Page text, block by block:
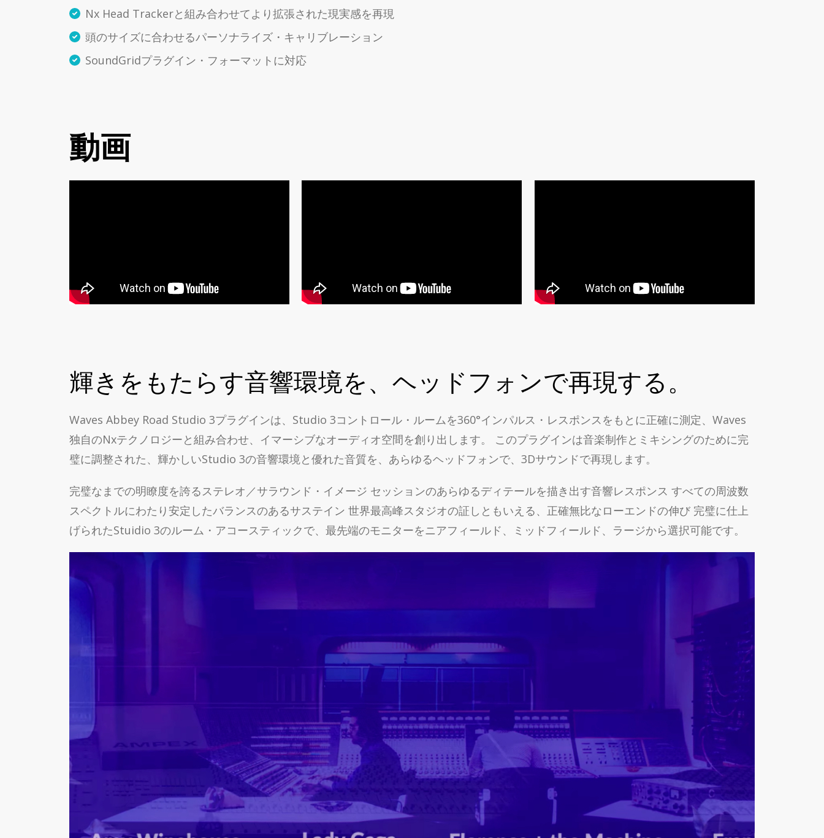
Nx Head Trackerと組み合わせてより拡張された現実感を再現
頭のサイズに合わせるパーソナライズ・キャリブレーション
SoundGridプラグイン・フォーマットに対応
動画
輝きをもたらす音響環境を、ヘッドフォンで再現する。
Waves Abbey Road Studio 3プラグインは、Studio 3コントロール・ルームを360°インパルス・レスポンスをもとに正確に測定、Waves
独自のNxテクノロジーと組み合わせ、イマーシブなオーディオ空間を創り出します。 このプラグインは音楽制作とミキシングのために完
璧に調整された、輝かしいStudio 3の音響環境と優れた音質を、あらゆるヘッドフォンで、3Dサウンドで再現します。
完璧なまでの明瞭度を誇るステレオ／サラウンド・イメージ セッションのあらゆるディテールを描き出す音響レスポンス すべての周波数
スペクトルにわたり安定したバランスのあるサステイン 世界最高峰スタジオの証しともいえる、正確無比なローエンドの伸び 完璧に仕上
げられたStuidio 3のルーム・アコースティックで、最先端のモニターをニアフィールド、ミッドフィールド、ラージから選択可能です。